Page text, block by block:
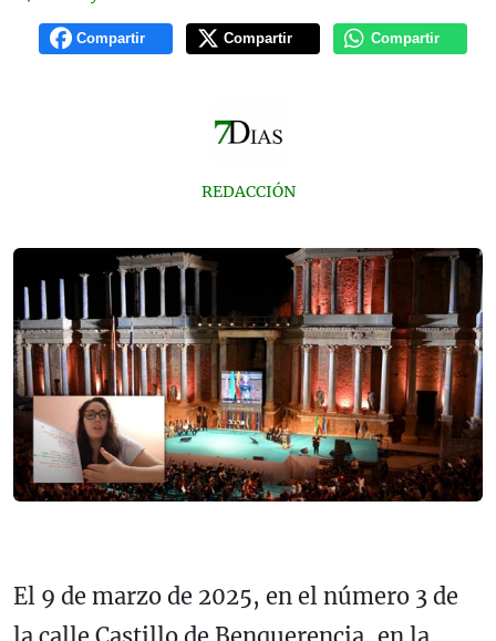
Compartir Compartir Compartir
REDACCIÓN
El 9 de marzo de 2025, en el número 3 de